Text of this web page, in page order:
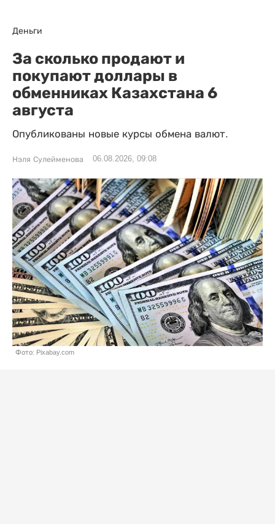
Деньги
За сколько продают и
покупают доллары в
обменниках Казахстана 6
августа
Опубликованы новые курсы обмена валют.
Нэля Сулейменова 06.08.2026, 09:08
Фото: Pixabay.com